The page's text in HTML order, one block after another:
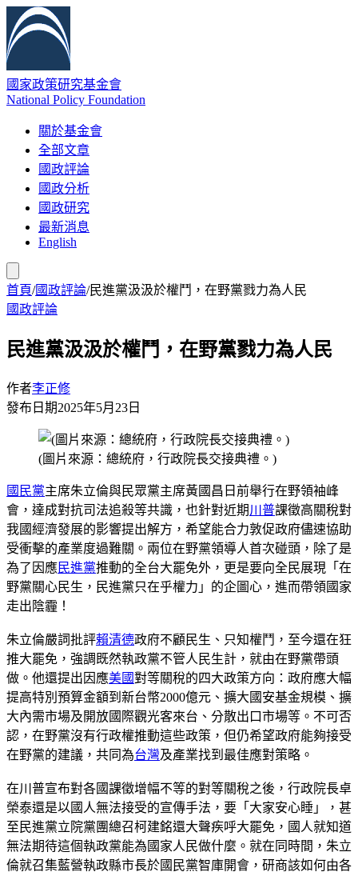
國家政策研究基金會
National Policy Foundation
關於基金會
全部文章
國政評論
國政分析
國政研究
最新消息
English
首頁/國政評論/民進黨汲汲於權鬥，在野黨戮力為人民
國政評論
民進黨汲汲於權鬥，在野黨戮力為人民
作者李正修
發布日期2025年5月23日
(圖片來源：總統府，行政院長交接典禮。)
國民黨主席朱立倫與民眾黨主席黃國昌日前舉行在野領袖峰
會，達成對抗司法追殺等共識，也針對近期川普課徵高關稅對
我國經濟發展的影響提出解方，希望能合力敦促政府儘速協助
受衝擊的產業度過難關。兩位在野黨領導人首次碰頭，除了是
為了因應民進黨推動的全台大罷免外，更是要向全民展現「在
野黨關心民生，民進黨只在乎權力」的企圖心，進而帶領國家
走出陰霾！
朱立倫嚴詞批評賴清德政府不顧民生、只知權鬥，至今還在狂
推大罷免，強調既然執政黨不管人民生計，就由在野黨帶頭
做。他還提出因應美國對等關稅的四大政策方向：政府應大幅
提高特別預算金額到新台幣2000億元、擴大國安基金規模、擴
大內需市場及開放國際觀光客來台、分散出口市場等。不可否
認，在野黨沒有行政權推動這些政策，但仍希望政府能夠接受
在野黨的建議，共同為台灣及產業找到最佳應對策略。
在川普宣布對各國課徵增幅不等的對等關稅之後，行政院長卓
榮泰還是以國人無法接受的宣傳手法，要「大家安心睡」，甚
至民進黨立院黨團總召柯建銘還大聲疾呼大罷免，國人就知道
無法期待這個執政黨能為國家人民做什麼。就在同時間，朱立
倫就召集藍營執政縣市長於國民黨智庫開會，研商該如何由各